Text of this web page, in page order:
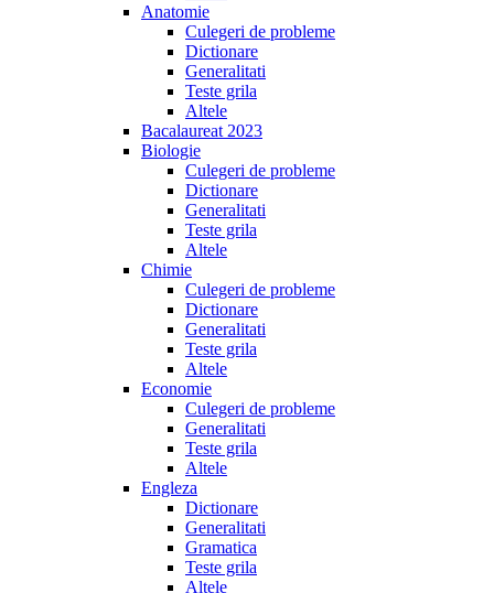
Anatomie
Culegeri de probleme
Dictionare
Generalitati
Teste grila
Altele
Bacalaureat 2023
Biologie
Culegeri de probleme
Dictionare
Generalitati
Teste grila
Altele
Chimie
Culegeri de probleme
Dictionare
Generalitati
Teste grila
Altele
Economie
Culegeri de probleme
Generalitati
Teste grila
Altele
Engleza
Dictionare
Generalitati
Gramatica
Teste grila
Altele